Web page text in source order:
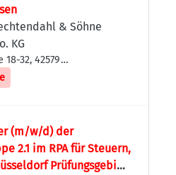
& Söhne
KG
32, 42579
Deutschland
(m/w/d) der
2.1 im RPA für Steuern,
Prüfungsgebiet